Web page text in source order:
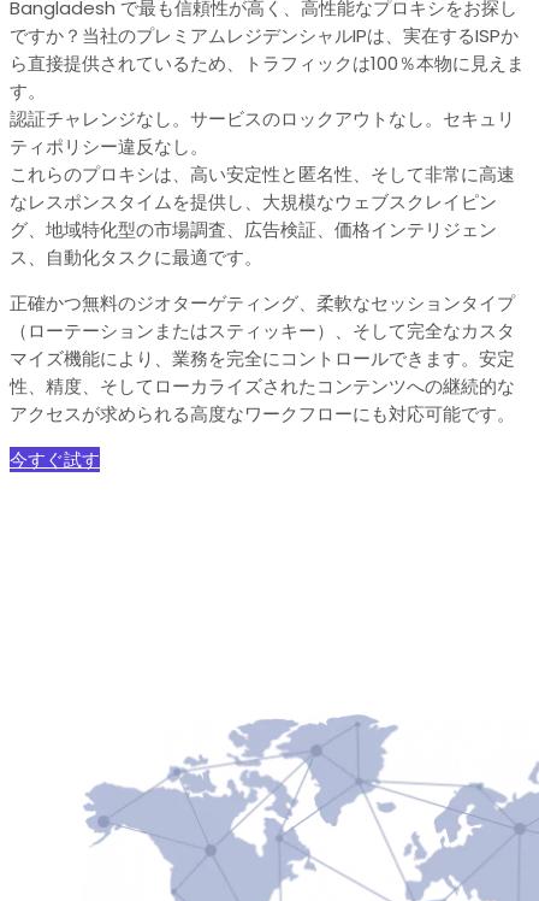
Bangladesh で最も信頼性が高く、高性能なプロキシをお探し
ですか？当社のプレミアムレジデンシャルIPは、実在するISPか
ら直接提供されているため、トラフィックは100％本物に見えま
す。
認証チャレンジなし。サービスのロックアウトなし。セキュリ
ティポリシー違反なし。
これらのプロキシは、高い安定性と匿名性、そして非常に高速
なレスポンスタイムを提供し、大規模なウェブスクレイピン
グ、地域特化型の市場調査、広告検証、価格インテリジェン
ス、自動化タスクに最適です。
正確かつ無料のジオターゲティング、柔軟なセッションタイプ
（ローテーションまたはスティッキー）、そして完全なカスタ
マイズ機能により、業務を完全にコントロールできます。安定
性、精度、そしてローカライズされたコンテンツへの継続的な
アクセスが求められる高度なワークフローにも対応可能です。
今すぐ試す